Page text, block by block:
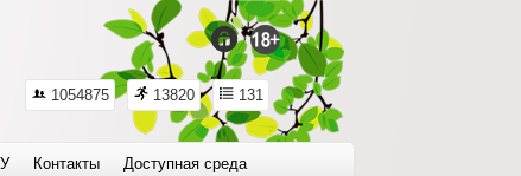
1054875 13820 131
Контакты Доступная среда